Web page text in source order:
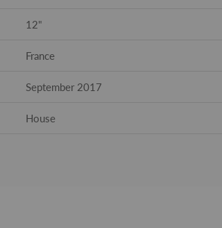
12"
France
September 2017
House